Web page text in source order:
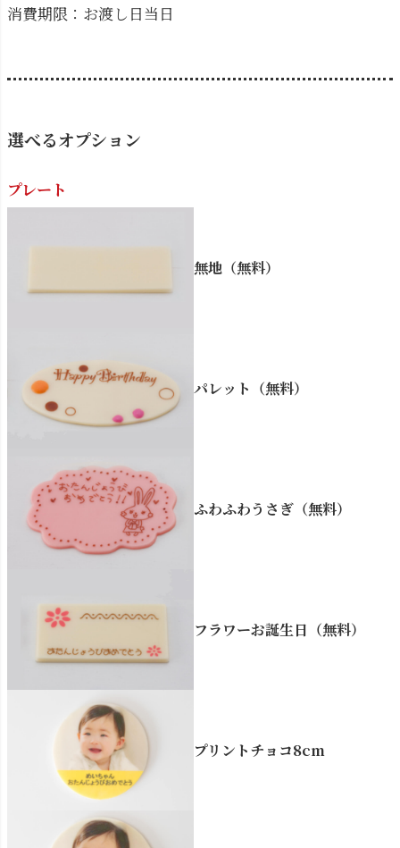
消費期限：お渡し日当日
選べるオプション
プレート
無地（無料）
パレット（無料）
ふわふわうさぎ（無料）
フラワーお誕生日（無料）
プリントチョコ8cm